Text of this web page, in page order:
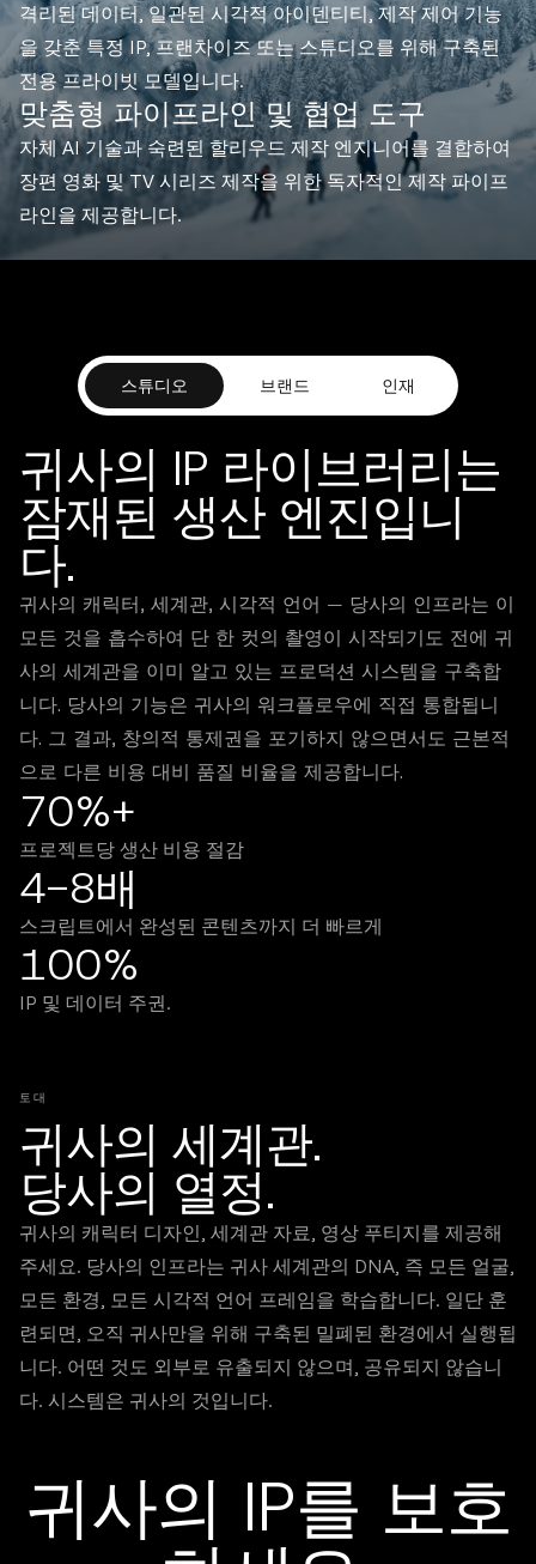
격리된 데이터, 일관된 시각적 아이덴티티, 제작 제어 기능
을 갖춘 특정 IP, 프랜차이즈 또는 스튜디오를 위해 구축된
전용 프라이빗 모델입니다.
맞춤형 파이프라인 및 협업 도구
자체 AI 기술과 숙련된 할리우드 제작 엔지니어를 결합하여
장편 영화 및 TV 시리즈 제작을 위한 독자적인 제작 파이프
라인을 제공합니다.
스튜디오 브랜드 인재
귀사의 IP 라이브러리는
잠재된 생산 엔진입니
다.
귀사의 캐릭터, 세계관, 시각적 언어 — 당사의 인프라는 이
모든 것을 흡수하여 단 한 컷의 촬영이 시작되기도 전에 귀
사의 세계관을 이미 알고 있는 프로덕션 시스템을 구축합
니다. 당사의 기능은 귀사의 워크플로우에 직접 통합됩니
다. 그 결과, 창의적 통제권을 포기하지 않으면서도 근본적
으로 다른 비용 대비 품질 비율을 제공합니다.
70%+
프로젝트당 생산 비용 절감
4-8배
스크립트에서 완성된 콘텐츠까지 더 빠르게
100%
IP 및 데이터 주권.
토대
귀사의 세계관.
당사의 열정.
귀사의 캐릭터 디자인, 세계관 자료, 영상 푸티지를 제공해
주세요. 당사의 인프라는 귀사 세계관의 DNA, 즉 모든 얼굴,
모든 환경, 모든 시각적 언어 프레임을 학습합니다. 일단 훈
련되면, 오직 귀사만을 위해 구축된 밀폐된 환경에서 실행됩
니다. 어떤 것도 외부로 유출되지 않으며, 공유되지 않습니
다. 시스템은 귀사의 것입니다.
귀사의 IP를 보호